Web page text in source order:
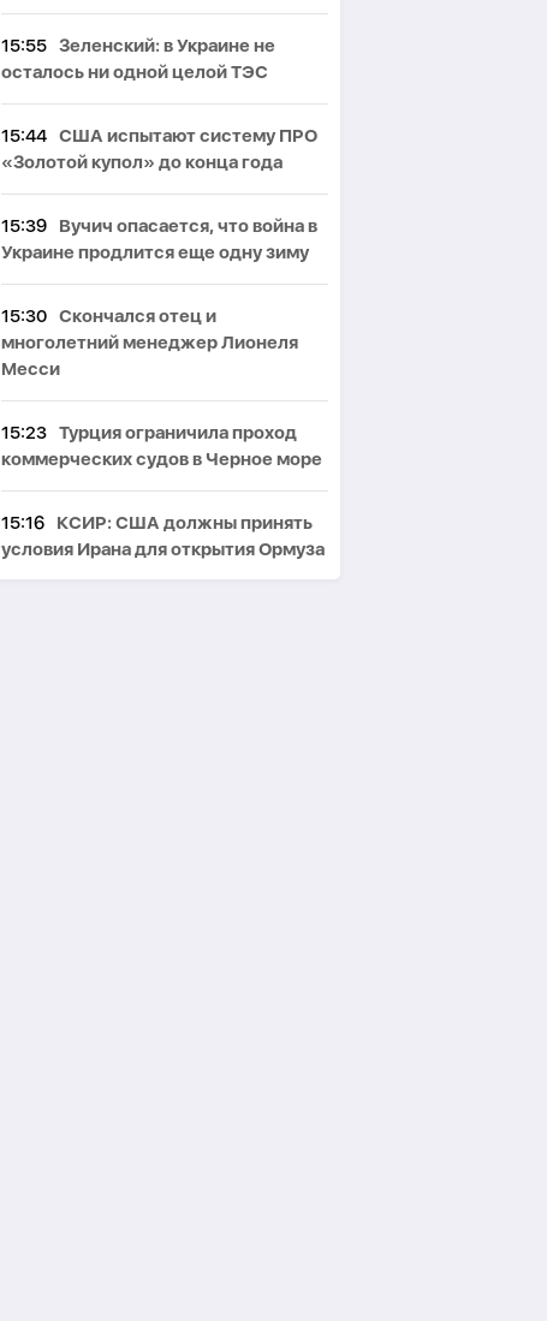
15:55 Зеленский: в Украине не
осталось ни одной целой ТЭС
15:44 США испытают систему ПРО
«Золотой купол» до конца года
15:39
Вучич опасается, что война в
Украине продлится еще одну зиму
15:30 Скончался отец и
многолетний менеджер Лионеля
Месси
15:23 Турция ограничила проход
коммерческих судов в Черное море
15:16
КСИР: США должны принять
условия Ирана для открытия Ормуза